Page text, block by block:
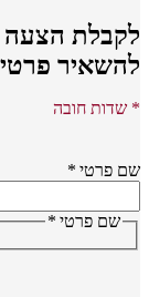
הצעה
חובה
פרטי*
שם פרטי*